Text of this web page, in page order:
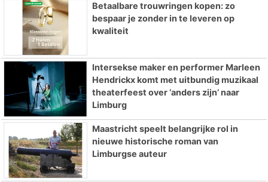
Betaalbare trouwringen kopen: zo
bespaar je zonder in te leveren op
kwaliteit
Intersekse maker en performer Marleen
Hendrickx komt met uitbundig muzikaal
theaterfeest over ‘anders zijn’ naar
Limburg
Maastricht speelt belangrijke rol in
nieuwe historische roman van
Limburgse auteur